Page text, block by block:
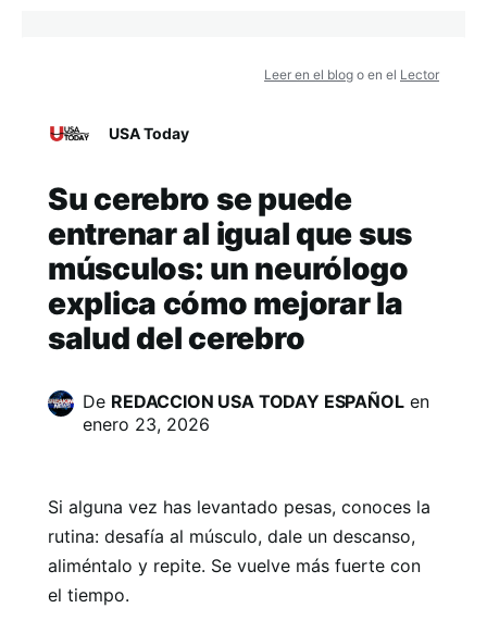
Leer en el blog o en el Lector
USA Today
Su cerebro se puede
entrenar al igual que sus
músculos: un neurólogo
explica cómo mejorar la
salud del cerebro
De REDACCION USA TODAY ESPAÑOLen
enero 23, 2026
Si alguna vez has levantado pesas, conoces la
rutina: desafía al músculo, dale un descanso,
aliméntalo y repite. Se vuelve más fuerte con
el tiempo.